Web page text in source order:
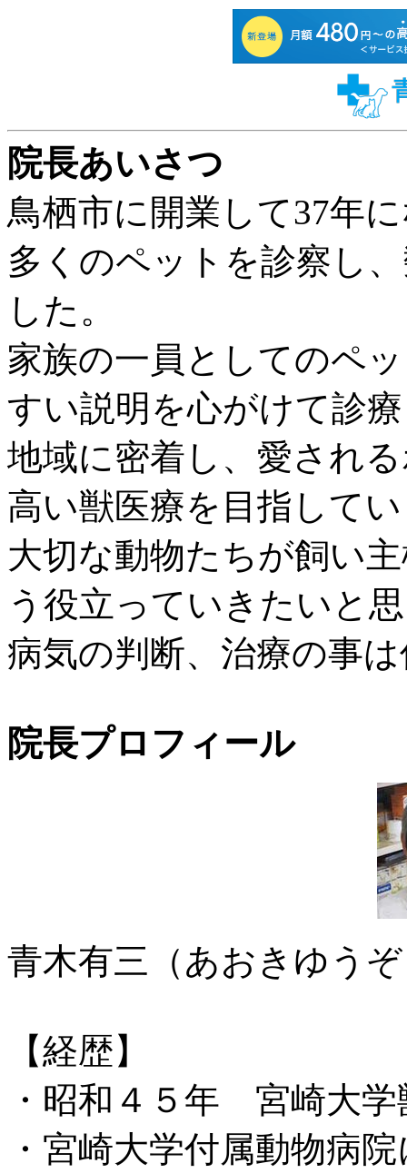
院長あいさつ
鳥栖市に開業して37年
多くのペットを診察し
した。
家族の一員としてのペ
すい説明を心がけて診
地域に密着し、愛され
高い獣医療を目指して
大切な動物たちが飼い
う役立っていきたいと
病気の判断、治療の事
院長プロフィール
青木有三（あおきゆう
【経歴】
・昭和４５年 宮崎大
・宮崎大学付属動物病